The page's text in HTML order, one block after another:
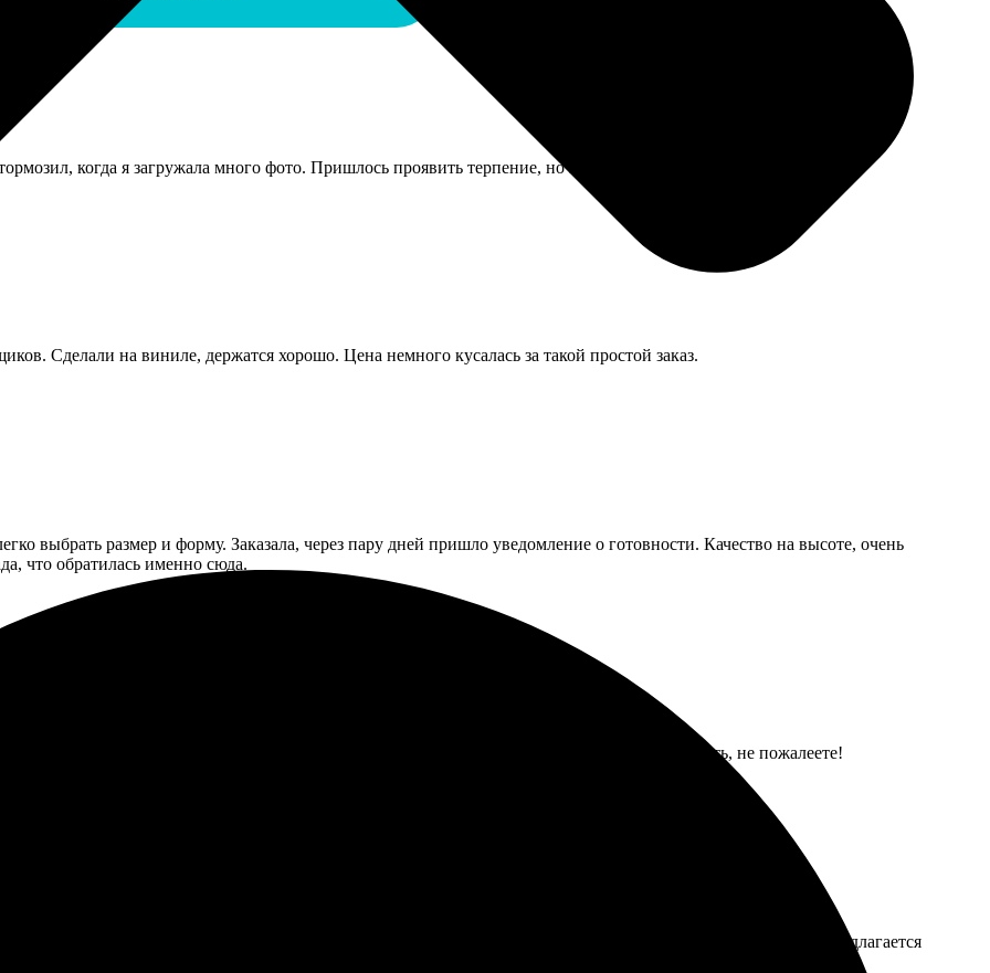
когда я загружала много фото. Пришлось проявить терпение, но в итоге собрала именно то, что хотела.
Сделали на виниле, держатся хорошо. Цена немного кусалась за такой простой заказ.
выбрать размер и форму. Заказала, через пару дней пришло уведомление о готовности. Качество на высоте, очень
что обратилась именно сюда.
легкий и удобный. Доставка пришла вовремя, качество на высоте! Стоит попробовать, не пожалеете!
магнитов на заказ. Процесс оказался простым: выбрала фотографии, загрузила их на сайт. Нравится, что предлагается
всё под себя.